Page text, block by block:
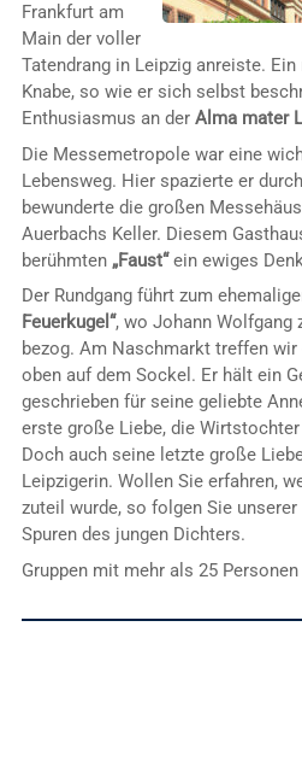
Frankfurt am
Main der voller
Tatendrang in Leipzig anreiste.
Knabe, so wie er sich selbst
Enthusiasmus an der Alma mater
Die Messemetropole war eine
Lebensweg. Hier spazierte er
bewunderte die großen
Auerbachs Keller. Diesem
berühmten „Faust“ein ewiges
Der Rundgang führt zum
Feuerkugel“, wo Johann Wolfgang
bezog. Am Naschmarkt treffen
oben auf dem Sockel. Er hält ein
geschrieben für seine geliebte
erste große Liebe, die Wirtstochter
Doch auch seine letzte große
Leipzigerin. Wollen Sie erfahren,
zuteil wurde, so folgen Sie
Spuren des jungen Dichters.
Gruppen mit mehr als 25